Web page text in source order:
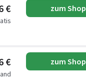
€ zum Shop
€ zum Shop